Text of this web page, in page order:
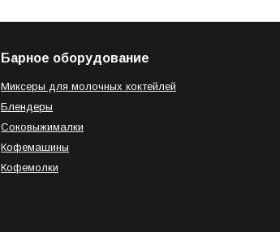
Барное оборудование
Миксеры для молочных коктейлей
Блендеры
Соковыжималки
Кофемашины
Кофемолки